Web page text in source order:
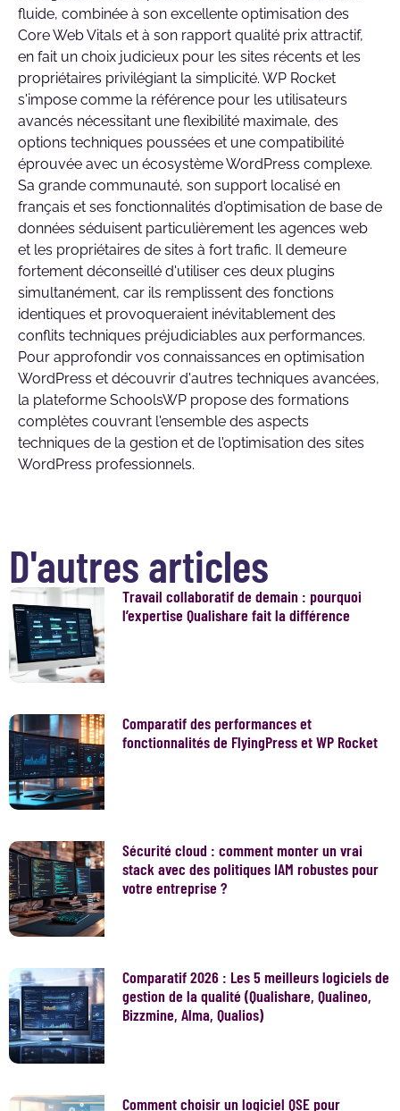
fluide, combinée à son excellente optimisation des
Core Web Vitals et à son rapport qualité prix attractif,
en fait un choix judicieux pour les sites récents et les
propriétaires privilégiant la simplicité. WP Rocket
s'impose comme la référence pour les utilisateurs
avancés nécessitant une flexibilité maximale, des
options techniques poussées et une compatibilité
éprouvée avec un écosystème WordPress complexe.
Sa grande communauté, son support localisé en
français et ses fonctionnalités d'optimisation de base de
données séduisent particulièrement les agences web
et les propriétaires de sites à fort trafic. Il demeure
fortement déconseillé d'utiliser ces deux plugins
simultanément, car ils remplissent des fonctions
identiques et provoqueraient inévitablement des
conflits techniques préjudiciables aux performances.
Pour approfondir vos connaissances en optimisation
WordPress et découvrir d'autres techniques avancées,
la plateforme SchoolsWP propose des formations
complètes couvrant l'ensemble des aspects
techniques de la gestion et de l'optimisation des sites
WordPress professionnels.
D'autres articles
Travail collaboratif de demain : pourquoi
l’expertise Qualishare fait la différence
Comparatif des performances et
fonctionnalités de FlyingPress et WP Rocket
Sécurité cloud : comment monter un vrai
stack avec des politiques IAM robustes pour
votre entreprise ?
Comparatif 2026 : Les 5 meilleurs logiciels de
gestion de la qualité (Qualishare, Qualineo,
Bizzmine, Alma, Qualios)
Comment choisir un logiciel QSE pour